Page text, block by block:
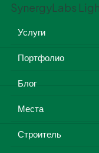
Услуги
Портфолио
Блог
Места
Строитель